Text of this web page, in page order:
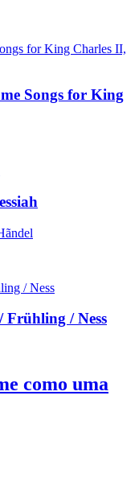
Songs for King
Frühling / Ness
como uma